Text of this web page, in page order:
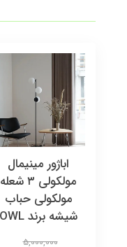
اباژور مینیمال
مولکولی ۳ شعله
مولکولی حباب
شیشه برند OWL
5,000,000